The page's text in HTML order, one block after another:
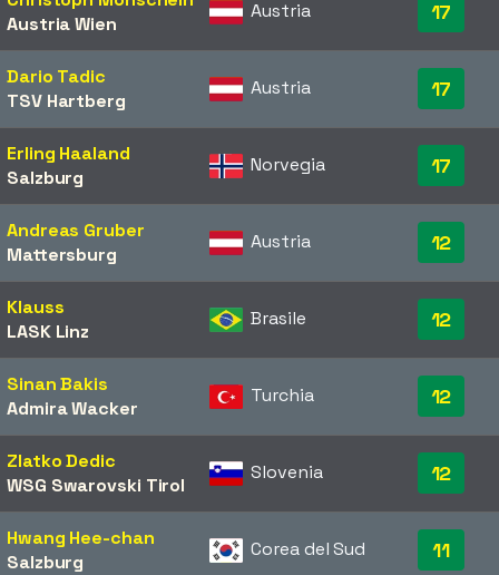
Austria Wien
Austria 17
Dario Tadic
TSV Hartberg
Austria 17
Erling Haaland
Salzburg
Norvegia 17
Andreas Gruber
Mattersburg
Austria 12
Klauss
LASK Linz
Brasile 12
Sinan Bakis
Admira Wacker
Turchia 12
Zlatko Dedic
WSG Swarovski Tirol
Slovenia 12
Hwang Hee-chan
Salzburg
Corea del Sud 11